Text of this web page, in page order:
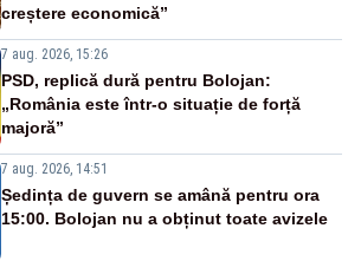
creștere economică”
7 aug. 2026, 15:26
PSD, replică dură pentru Bolojan:
„România este într-o situație de forță
majoră”
7 aug. 2026, 14:51
Ședința de guvern se amână pentru ora
15:00. Bolojan nu a obținut toate avizele